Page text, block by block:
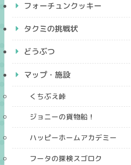
フォーチュンクッキー
タクミの挑戦状
どうぶつ
マップ・施設
くちぶえ峠
ジョニーの貨物船！
ハッピーホームアカデミー
フータの探検スゴロク